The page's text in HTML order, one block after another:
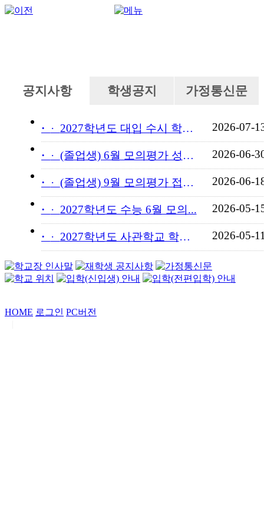
공지사항 학생공지 가정통신문
· 2027학년도 대입 수시 학교... 2026-07-
· (졸업생) 6월 모의평가 성적... 2026-06-
· (졸업생) 9월 모의평가 접수... 2026-06-
· 2027학년도 수능 6월 모의... 2026-05-
· 2027학년도 사관학교 학교장... 2026-05-
HOME 로그인 PC버전